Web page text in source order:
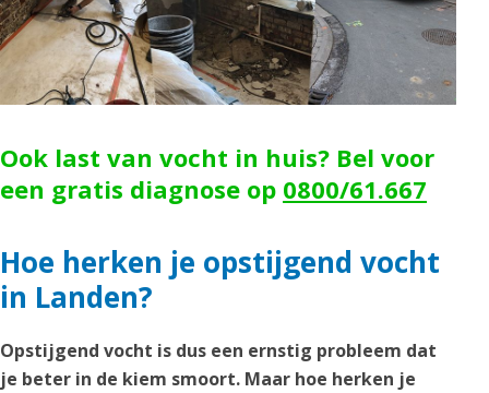
Ook last van vocht in huis? Bel voor
een gratis diagnose op 0800/61.667
Hoe herken je opstijgend vocht
in Landen?
Opstijgend vocht is dus een ernstig probleem dat
je beter in de kiem smoort. Maar hoe herken je